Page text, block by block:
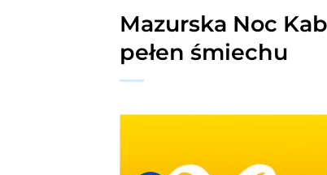
Mazurska Noc
pełen śmiechu